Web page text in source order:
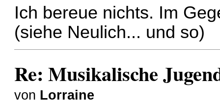
Ich bereue nichts. Im
(siehe Neulich... und so)
Re: Musikalische
von Lorraine